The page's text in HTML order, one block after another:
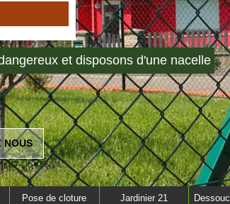
et disposons d'une nacelle
NOUS
Pose de cloture
Jardinier 21